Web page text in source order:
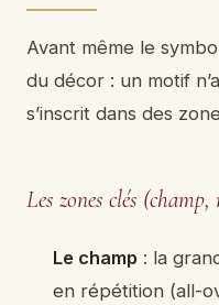
Avant même le
du décor : un motif
s’inscrit dans des
Les zones clés
Le champ : la
en répétition (all-